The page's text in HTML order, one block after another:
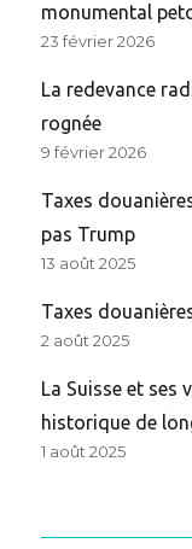
monumental
23 février 2026
La redevance
rognée
9 février 2026
Taxes
pas Trump
13 août 2025
Taxes
2 août 2025
La Suisse et ses
historique de
1 août 2025